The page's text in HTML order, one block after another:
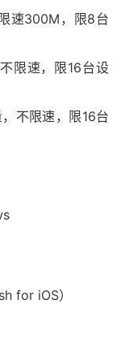
速300M，限8台
限速，限16台设
不限速，限16台
for iOS）